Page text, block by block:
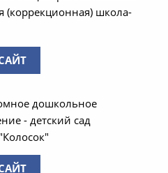
(коррекционная) школа-
дошкольное
- детский сад